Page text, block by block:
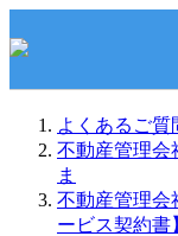
よくあるご質
不動産管理会
ま
不動産管理会
ービス契約書